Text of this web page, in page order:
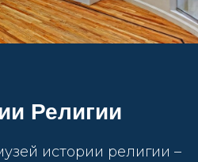
Религии
истории религии –